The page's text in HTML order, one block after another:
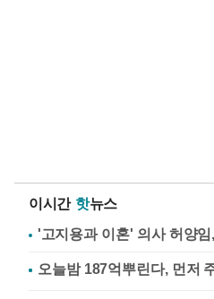
이시간 핫뉴스
'고지용과 이혼' 의사 허양